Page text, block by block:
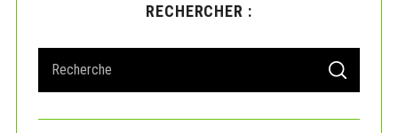
RECHERCHER :
a
r
S
A
C